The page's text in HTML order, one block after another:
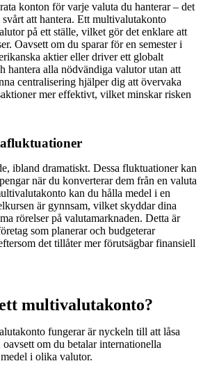
konton för varje valuta du hanterar – det
att hantera. Ett multivalutakonto
på ett ställe, vilket gör det enklare att
Oavsett om du sparar för en semester i
aktier eller driver ett globalt
hantera alla nödvändiga valutor utan att
centralisering hjälper dig att övervaka
mer effektivt, vilket minskar risken
ibland dramatiskt. Dessa fluktuationer kan
när du konverterar dem från en valuta
kan du hålla medel i en
är gynnsam, vilket skyddar dina
rörelser på valutamarknaden. Detta är
som planerar och budgeterar
det tillåter mer förutsägbar finansiell
multivalutakonto?
fungerar är nyckeln till att låsa
om du betalar internationella
i olika valutor.